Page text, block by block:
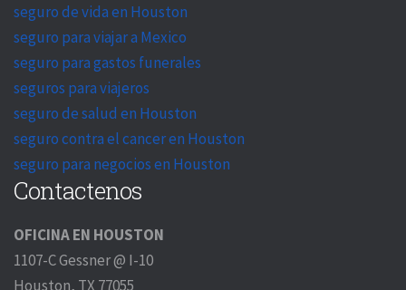
seguro de vida en Houston
seguro para viajar a Mexico
seguro para gastos funerales
seguros para viajeros
seguro de salud en Houston
seguro contra el cancer en Houston
seguro para negocios en Houston
Contactenos
OFICINA EN HOUSTON
1107-C Gessner @ I-10
Houston, TX 77055